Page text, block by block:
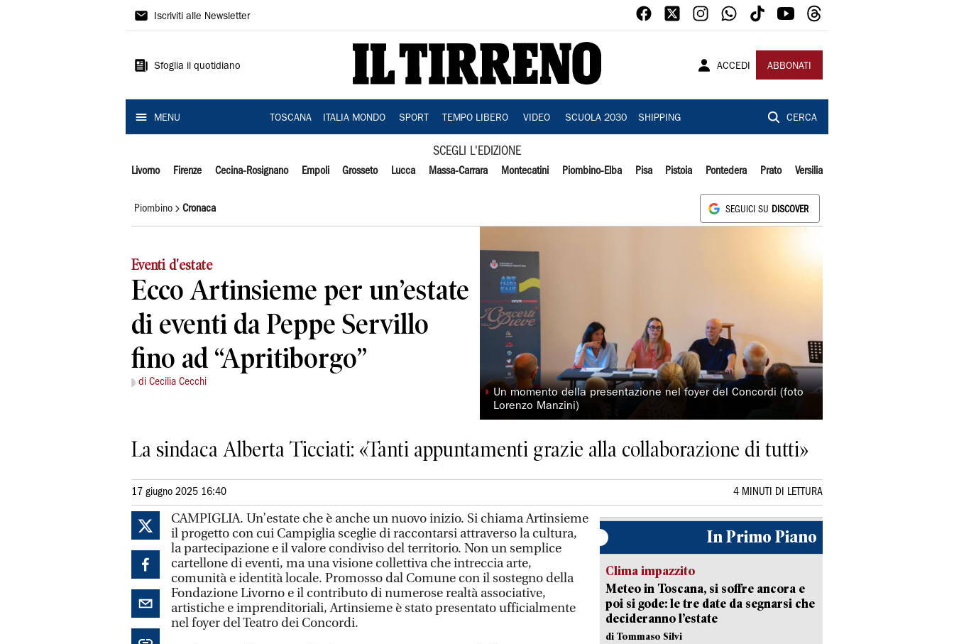
Il
Iscriviti alle Newsletter
Sfoglia il quotidiano ACCEDI ABBONATI
MENU TOSCANA ITALIA MONDO SPORT TEMPO LIBERO VIDEO SCUOLA 2030 SHIPPING CERCA
SCEGLI L'EDIZIONE
Livorno Firenze Cecina-Rosignano Empoli Grosseto Lucca Massa-Carrara Montecatini Piombino-Elba Pisa Pistoia Pontedera Prato Versilia
Piombino Cronaca SEGUICI SU DISCOVER
Eventi d'estate
Ecco Artinsieme per un’estate
di eventi da Peppe Servillo
fino ad “Apritiborgo”
di Cecilia Cecchi
◗ Un momento della presentazione nel foyer del Concordi (foto
Lorenzo Manzini)
La sindaca Alberta Ticciati: «Tanti appuntamenti grazie alla collaborazione di tutti»
17 giugno 2025 16:40 4 MINUTI DI LETTURA
CAMPIGLIA. Un’estate che è anche un nuovo inizio. Si chiama Artinsieme
il progetto con cui Campiglia sceglie di raccontarsi attraverso la cultura,
la partecipazione e il valore condiviso del territorio. Non un semplice
cartellone di eventi, ma una visione collettiva che intreccia arte,
comunità e identità locale. Promosso dal Comune con il sostegno della
Fondazione Livorno e il contributo di numerose realtà associative,
artistiche e imprenditoriali, Artinsieme è stato presentato ufficialmente
nel foyer del Teatro dei Concordi.
In Primo Piano
Clima impazzito
Meteo in Toscana, si soffre ancora e
poi si gode: le tre date da segnarsi che
decideranno l’estate
di Tommaso Silvi